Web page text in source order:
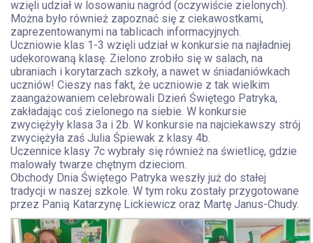
wzięli udział w losowaniu nagród (oczywiście zielonych).
Można było również zapoznać się z ciekawostkami,
zaprezentowanymi na tablicach informacyjnych.
Uczniowie klas 1-3 wzięli udział w konkursie na najładniej
udekorowaną klasę. Zielono zrobiło się w salach, na
ubraniach i korytarzach szkoły, a nawet w śniadaniówkach
uczniów! Cieszy nas fakt, że uczniowie z tak wielkim
zaangażowaniem celebrowali Dzień Świętego Patryka,
zakładając coś zielonego na siebie. W konkursie
zwyciężyły klasa 3a i 2b. W konkursie na najciekawszy strój
zwyciężyła zaś Julia Śpiewak z klasy 4b.
Uczennice klasy 7c wybrały się również na świetlicę, gdzie
malowały twarze chętnym dzieciom.
Obchody Dnia Świętego Patryka weszły już do stałej
tradycji w naszej szkole. W tym roku zostały przygotowane
przez Panią Katarzynę Lickiewicz oraz Martę Janus-Chudy.